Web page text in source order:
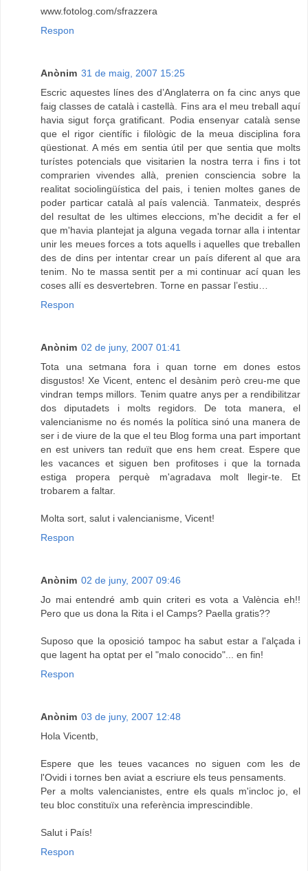
www.fotolog.com/sfrazzera
Respon
Anònim 31 de maig, 2007 15:25
Escric aquestes línes des d’Anglaterra on fa cinc anys que
faig classes de català i castellà. Fins ara el meu treball aquí
havia sigut força gratificant. Podia ensenyar català sense
que el rigor científic i filològic de la meua disciplina fora
qüestionat. A més em sentia útil per que sentia que molts
turístes potencials que visitarien la nostra terra i fins i tot
comprarien vivendes allà, prenien consciencia sobre la
realitat sociolingüística del pais, i tenien moltes ganes de
poder particar català al país valencià. Tanmateix, després
del resultat de les ultimes eleccions, m'he decidit a fer el
que m'havia plantejat ja alguna vegada tornar alla i intentar
unir les meues forces a tots aquells i aquelles que treballen
des de dins per intentar crear un país diferent al que ara
tenim. No te massa sentit per a mi continuar ací quan les
coses allí es desvertebren. Torne en passar l’estiu…
Respon
Anònim 02 de juny, 2007 01:41
Tota una setmana fora i quan torne em dones estos
disgustos! Xe Vicent, entenc el desànim però creu-me que
vindran temps millors. Tenim quatre anys per a rendibilitzar
dos diputadets i molts regidors. De tota manera, el
valencianisme no és només la política sinó una manera de
ser i de viure de la que el teu Blog forma una part important
en est univers tan reduït que ens hem creat. Espere que
les vacances et siguen ben profitoses i que la tornada
estiga propera perquè m'agradava molt llegir-te. Et
trobarem a faltar.
Molta sort, salut i valencianisme, Vicent!
Respon
Anònim 02 de juny, 2007 09:46
Jo mai entendré amb quin criteri es vota a València eh!!
Pero que us dona la Rita i el Camps? Paella gratis??
Suposo que la oposició tampoc ha sabut estar a l'alçada i
que lagent ha optat per el "malo conocido"... en fin!
Respon
Anònim 03 de juny, 2007 12:48
Hola Vicentb,
Espere que les teues vacances no siguen com les de
l'Ovidi i tornes ben aviat a escriure els teus pensaments.
Per a molts valencianistes, entre els quals m'incloc jo, el
teu bloc constituïx una referència imprescindible.
Salut i País!
Respon